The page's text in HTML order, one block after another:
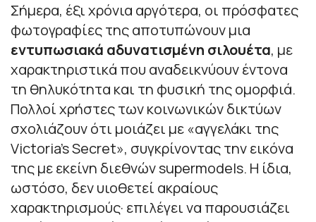
Σήμερα, έξι χρόνια αργότερα, οι πρόσφατες
φωτογραφίες της αποτυπώνουν μια
εντυπωσιακά αδυνατισμένη σιλουέτα, με
χαρακτηριστικά που αναδεικνύουν έντονα
τη θηλυκότητα και τη φυσική της ομορφιά.
Πολλοί χρήστες των κοινωνικών δικτύων
σχολιάζουν ότι μοιάζει με «αγγελάκι της
Victoria’s Secret», συγκρίνοντας την εικόνα
της με εκείνη διεθνών supermodels. Η ίδια,
ωστόσο, δεν υιοθετεί ακραίους
χαρακτηρισμούς· επιλέγει να παρουσιάζει